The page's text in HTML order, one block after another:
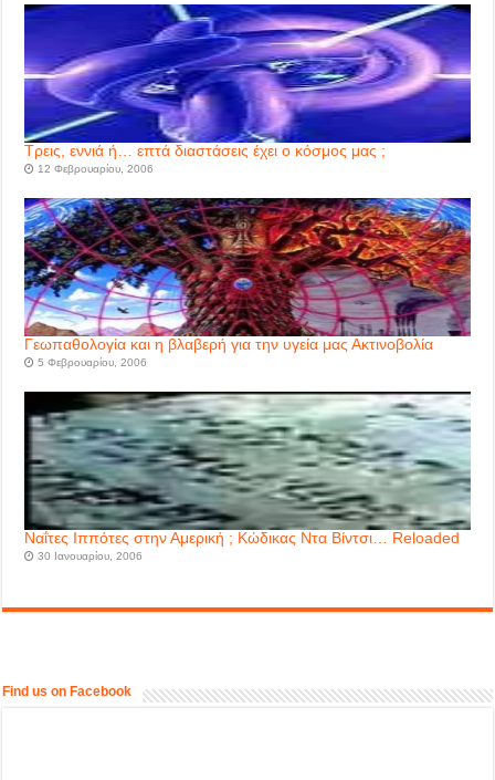
Τρεις, εννιά ή… επτά διαστάσεις έχει ο κόσμος μας ;
12 Φεβρουαρίου, 2006
Γεωπαθολογία και η βλαβερή για την υγεία μας Ακτινοβολία
5 Φεβρουαρίου, 2006
Ναΐτες Ιππότες στην Αμερική ; Κώδικας Ντα Βίντσι… Reloaded
30 Ιανουαρίου, 2006
Find us on Facebook